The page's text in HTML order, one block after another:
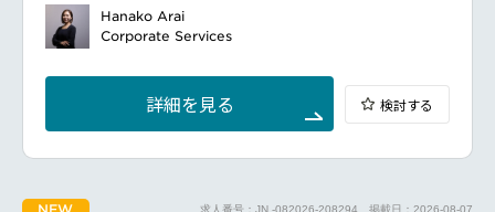
ーズをつなぎ、社員の能力開発や組織力向上に貢献し
ていただきます。
事業戦略や組織課題を踏まえた人材育成ニーズの把
握・分析
人材開発施策および研修プログラムの企画・運営
組織変革や事業成長を支える能力開発施策の提案
Hanako Arai
Corporate Services
詳細を見る 検討する
求人番号：JN -082026-208294 掲載日：2026-08-07